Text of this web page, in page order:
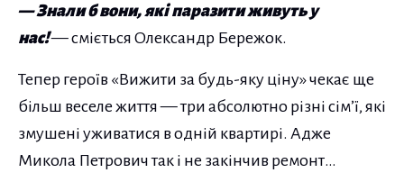
— Знали б вони, які паразити живуть у
нас!— сміється Олександр Бережок.
Тепер героїв «Вижити за будь-яку ціну» чекає ще
більш веселе життя — три абсолютно різні сім’ї, які
змушені уживатися в одній квартирі. Адже
Микола Петрович так і не закінчив ремонт…